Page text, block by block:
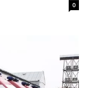
0